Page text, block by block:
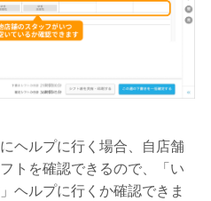
ヘルプに行く場合、自店舗
トを確認できるので、「い
ヘルプに行くか確認できま